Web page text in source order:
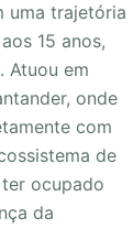
uma trajetória
15 anos,
Atuou em
onde
com
de
ocupado
da